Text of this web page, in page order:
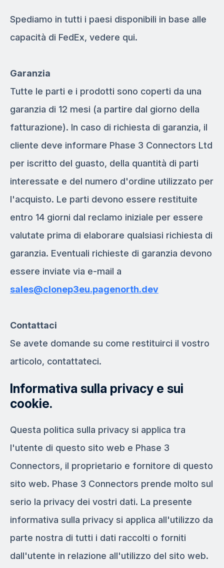
Spediamo in tutti i paesi disponibili in base alle
capacità di FedEx, vedere qui.
Garanzia
Tutte le parti e i prodotti sono coperti da una
garanzia di 12 mesi (a partire dal giorno della
fatturazione). In caso di richiesta di garanzia, il
cliente deve informare Phase 3 Connectors Ltd
per iscritto del guasto, della quantità di parti
interessate e del numero d'ordine utilizzato per
l'acquisto. Le parti devono essere restituite
entro 14 giorni dal reclamo iniziale per essere
valutate prima di elaborare qualsiasi richiesta di
garanzia. Eventuali richieste di garanzia devono
essere inviate via e-mail a
sales@clonep3eu.pagenorth.dev
Contattaci
Se avete domande su come restituirci il vostro
articolo, contattateci.
Informativa sulla privacy e sui
cookie.
Questa politica sulla privacy si applica tra
l'utente di questo sito web e Phase 3
Connectors, il proprietario e fornitore di questo
sito web. Phase 3 Connectors prende molto sul
serio la privacy dei vostri dati. La presente
informativa sulla privacy si applica all'utilizzo da
parte nostra di tutti i dati raccolti o forniti
dall'utente in relazione all'utilizzo del sito web.